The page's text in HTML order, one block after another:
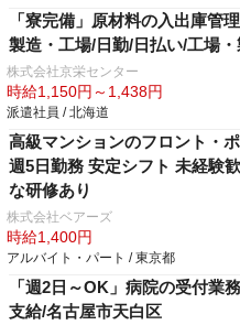
「寮完備」原材料の入出庫管
製造・工場/日勤/日払い/工場
株式会社京栄センター
時給1,150円～1,438円
派遣社員 / 北海道
高級マンションのフロント・
週5日勤務 安定シフト 未経験
な研修あり
株式会社ベアーズ
時給1,400円
アルバイト・パート / 東京都
「週2日～OK」病院の受付業
支給/名古屋市天白区